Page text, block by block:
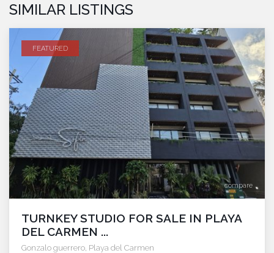
SIMILAR LISTINGS
compare
FEATURED
TURNKEY STUDIO FOR SALE IN PLAYA
DEL CARMEN ...
Gonzalo guerrero Playa del Carmen